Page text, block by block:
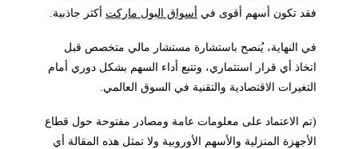
فقد تكون أسهم أقوى في أسواق البول ماركتأكثر جاذبية.
في النهاية، يُنصح باستشارة مستشار مالي متخصص قبل
اتخاذ أي قرار استثماري، وتتبع أداء السهم بشكل دوري أمام
التغيرات الاقتصادية والتقنية في السوق العالمي.
(تم الاعتماد على معلومات عامة ومصادر مفتوحة حول قطاع
الأجهزة المنزلية والأسهم الأوروبية ولا تمثل هذه المقالة أي